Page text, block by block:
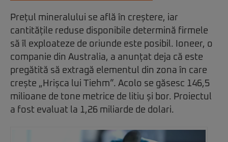
Prețul mineralului se află în creștere, iar
cantitățile reduse disponibile determină firmele
să îl exploateze de oriunde este posibil. Ioneer, o
companie din Australia, a anunțat deja că este
pregătită să extragă elementul din zona în care
crește „Hrișca lui Tiehm”. Acolo se găsesc 146,5
milioane de tone metrice de litiu și bor. Proiectul
a fost evaluat la 1,26 miliarde de dolari.